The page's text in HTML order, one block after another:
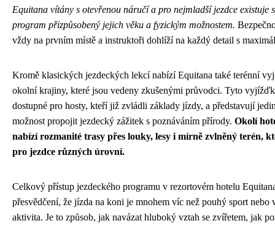
Equitana vítány s otevřenou náručí a pro nejmladší jezdce existuje
program přizpůsobený jejich věku a fyzickým možnostem.
vždy na prvním místě a instruktoři dohlíží na každý detail s
Kromě klasických jezdeckých lekcí nabízí Equitana také terénní
okolní krajiny, které jsou vedeny zkušenými průvodci. Tyto
dostupné pro hosty, kteří již zvládli základy jízdy, a představují
možnost propojit jezdecký zážitek s poznáváním přírody. Okolí
nabízí rozmanité trasy přes louky, lesy i mírně zvlněný terén,
pro jezdce různých úrovní.
Celkový přístup jezdeckého programu v rezortovém hotelu
přesvědčení, že jízda na koni je mnohem víc než pouhý sport nebo
aktivita. Je to způsob, jak navázat hluboký vztah se zvířetem, jak